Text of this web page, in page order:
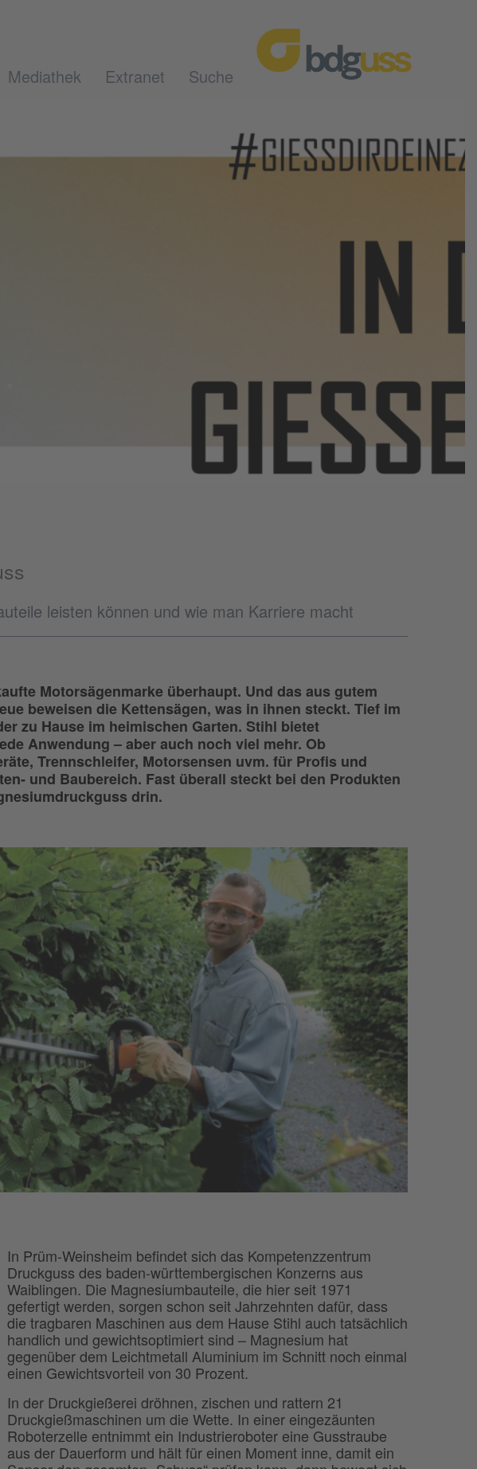
Mediathek Extranet Suche
leisten können und wie man Karriere macht
Motorsägenmarke überhaupt. Und das aus gutem
beweisen die Kettensägen, was in ihnen steckt. Tief im
zu Hause im heimischen Garten. Stihl bietet
Anwendung – aber auch noch viel mehr. Ob
Trennschleifer, Motorsensen uvm. für Profis und
und Baubereich. Fast überall steckt bei den Produkten
drin.
In Prüm-Weinsheim befindet sich das Kompetenzzentrum
Druckguss des baden-württembergischen Konzerns aus
Waiblingen. Die Magnesiumbauteile, die hier seit 1971
gefertigt werden, sorgen schon seit Jahrzehnten dafür, dass
die tragbaren Maschinen aus dem Hause Stihl auch tatsächlich
handlich und gewichtsoptimiert sind – Magnesium hat
gegenüber dem Leichtmetall Aluminium im Schnitt noch einmal
einen Gewichtsvorteil von 30 Prozent.
In der Druckgießerei dröhnen, zischen und rattern 21
Druckgießmaschinen um die Wette. In einer eingezäunten
Roboterzelle entnimmt ein Industrieroboter eine Gusstraube
aus der Dauerform und hält für einen Moment inne, damit ein